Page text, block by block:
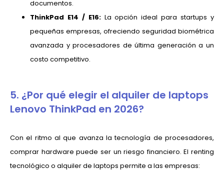
documentos.
ThinkPad E14 / E16:La opción ideal para startups y
pequeñas empresas, ofreciendo seguridad biométrica
avanzada y procesadores de última generación a un
costo competitivo.
5. ¿Por qué elegir el alquiler de laptops
Lenovo ThinkPad en 2026?
Con el ritmo al que avanza la tecnología de procesadores,
comprar hardware puede ser un riesgo financiero. El renting
tecnológico o alquiler de laptops permite a las empresas: